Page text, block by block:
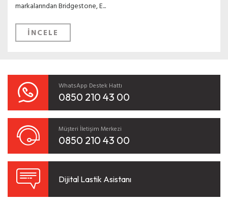
markalarından Bridgestone, E...
İNCELE
WhatsApp Destek Hattı
0850 210 43 00
Müşteri İletişim Merkezi
0850 210 43 00
Dijital Lastik Asistanı